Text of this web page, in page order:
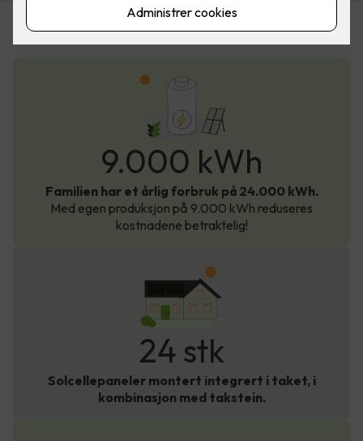
Husstand med fire personer
9.000 kWh
Familien har et årlig forbruk på 24.000 kWh.
Med egen produksjon på 9.000 kWh reduseres
kostnadene betraktelig!
24 stk
Solcellepaneler montert integrert i taket, i
kombinasjon med takstein.